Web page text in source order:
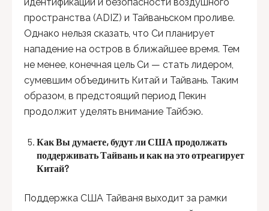
пространства (ADIZ) и Тайваньском проливе.
Однако нельзя сказать, что Си планирует
нападение на остров в ближайшее время. Тем
не менее, конечная цель Си — стать лидером,
сумевшим объединить Китай и Тайвань. Таким
образом, в предстоящий период Пекин
продолжит уделять внимание Тайбэю.
Как Вы думаете, будут ли США продолжать
поддерживать Тайвань и как на это отреагирует
Китай?
Поддержка США Тайваня выходит за рамки